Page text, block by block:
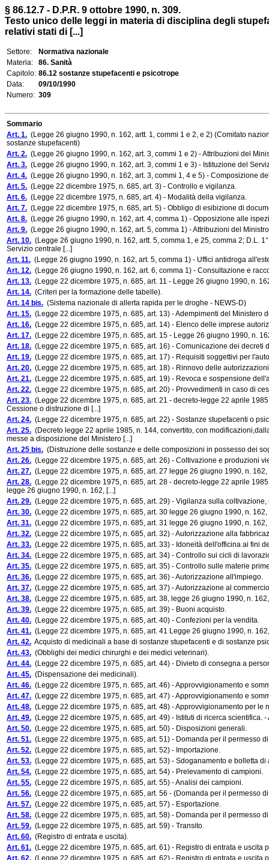
§ 86.12.7 - D.P.R. 9 ottobre 1990, n. 309.
Testo unico delle leggi in materia di disciplina degli
relativi stati di [...]
Settore:
Normativa nazionale
Materia:
86. Sanità
Capitolo: 86.12 sostanze stupefacenti e psicotrope
Data:
09/10/1990
Numero: 309
Sommario
Art. 1. (Legge 26 giugno 1990, n. 162, artt. 1, commi 1 e 2, e 2) (Comitato
sostanze stupefacenti)
Art. 2. (Legge 26 giugno 1990, n. 162, art. 3, commi 1 e 2) - Attribuzioni del
Art. 3. (Legge 26 giugno 1990, n. 162, art. 3, commi 1 e 3) - Istituzione del
Art. 4. (Legge 26 giugno 1990, n. 162, art. 3, commi 1, 4 e 5) - Composizione
Art. 5. (Legge 22 dicembre 1975, n. 685, art. 3) - Controllo e vigilanza.
Art. 6. (Legge 22 dicembre 1975, n. 685, art. 4) - Modalità della vigilanza.
Art. 7. (Legge 22 dicembre 1975, n. 685, art. 5) - Obbligo di esibizione di
Art. 8. (Legge 26 giugno 1990, n. 162, art. 4, comma 1) - Opposizione alle
Art. 9. (Legge 26 giugno 1990, n. 162, art. 5, comma 1) - Attribuzioni del
Art. 10. (Legge 26 giugno 1990, n. 162, artt. 5, comma 1, e 25, comma 2; D.L.
Servizio centrale [...]
Art. 11. (Legge 26 giugno 1990, n. 162, art. 5, comma 1) - Uffici antidroga
Art. 12. (Legge 26 giugno 1990, n. 162, art. 6, comma 1) - Consultazione e
Art. 13. (Legge 22 dicembre 1975, n. 685, art. 11 - Legge 26 giugno 1990, n.
Art. 14. (Criteri per la formazione delle tabelle).
Art. 14 bis. (Sistema nazionale di allerta rapida per le droghe - NEWS-D)
Art. 15. (Legge 22 dicembre 1975, n. 685, art. 13) - Adempimenti del Ministero
Art. 16. (Legge 22 dicembre 1975, n. 685, art. 14) - Elenco delle imprese
Art. 17. (Legge 22 dicembre 1975, n. 685, art. 15 - Legge 26 giugno 1990, n.
Art. 18. (Legge 22 dicembre 1975, n. 685, art. 16) - Comunicazione dei decreti
Art. 19. (Legge 22 dicembre 1975, n. 685, art. 17) - Requisiti soggettivi per
Art. 20. (Legge 22 dicembre 1975, n. 685, art. 18) - Rinnovo delle
Art. 21. (Legge 22 dicembre 1975, n. 685, art. 19) - Revoca e sospensione
Art. 22. (Legge 22 dicembre 1975, n. 685, art. 20) - Provvedimenti in caso di
Art. 23. (Legge 22 dicembre 1975, n. 685, art. 21 - decreto-legge 22 aprile
Cessione o distruzione di [...]
Art. 24. (Legge 22 dicembre 1975, n. 685, art. 22) - Sostanze stupefacenti o
Art. 25. (Decreto legge 22 aprile 1985, n. 144, convertito, con
messe a disposizione del Ministero [...]
Art. 25 bis. (Distruzione delle sostanze e delle composizioni in possesso dei
Art. 26. (Legge 22 dicembre 1975, n. 685, art. 26) - Coltivazione e produzioni
Art. 27. (Legge 22 dicembre 1975, n. 685, art. 27 legge 26 giugno 1990, n.
Art. 28. (Legge 22 dicembre 1975, n. 685, art. 28 - decreto-legge 22 aprile
legge 26 giugno 1990, n. 162, [...]
Art. 29. (Legge 22 dicembre 1975, n. 685, art. 29) - Vigilanza sulla
Art. 30. (Legge 22 dicembre 1975, n. 685, art. 30 legge 26 giugno 1990, n.
Art. 31. (Legge 22 dicembre 1975, n. 685, art. 31 legge 26 giugno 1990, n.
Art. 32. (Legge 22 dicembre 1975, n. 685, art. 32) - Autorizzazione alla
Art. 33. (Legge 22 dicembre 1975, n. 685, art. 33) - Idoneità dell'officina ai fini
Art. 34. (Legge 22 dicembre 1975, n. 685, art. 34) - Controllo sui cicli di
Art. 35. (Legge 22 dicembre 1975, n. 685, art. 35) - Controllo sulle materie
Art. 36. (Legge 22 dicembre 1975, n. 685, art. 36) - Autorizzazione all'impiego.
Art. 37. (Legge 22 dicembre 1975, n. 685, art. 37) - Autorizzazione al
Art. 38. (Legge 22 dicembre 1975, n. 685, art. 38, legge 26 giugno 1990, n.
Art. 39. (Legge 22 dicembre 1975, n. 685, art. 39) - Buoni acquisto.
Art. 40. (Legge 22 dicembre 1975, n. 685, art. 40) - Confezioni per la vendita.
Art. 41. (Legge 22 dicembre 1975, n. 685, art. 41 Legge 26 giugno 1990, n.
Art. 42. Acquisto di medicinali a base di sostanze stupefacenti e di sostanze
Art. 43. (Obblighi dei medici chirurghi e dei medici veterinari).
Art. 44. (Legge 22 dicembre 1975, n. 685, art. 44) - Divieto di consegna a
Art. 45. (Dispensazione dei medicinali).
Art. 46. (Legge 22 dicembre 1975, n. 685, art. 46) - Approvvigionamento e
Art. 47. (Legge 22 dicembre 1975, n. 685, art. 47) - Approvvigionamento e
Art. 48. (Legge 22 dicembre 1975, n. 685, art. 48) - Approvvigionamento per le
Art. 49. (Legge 22 dicembre 1975, n. 685, art. 49) - Istituti di ricerca scientifica.
Art. 50. (Legge 22 dicembre 1975, n. 685, art. 50) - Disposizioni generali.
Art. 51. (Legge 22 dicembre 1975, n. 685, art. 51) - Domanda per il permesso
Art. 52. (Legge 22 dicembre 1975, n. 685, art. 52) - Importazione.
Art. 53. (Legge 22 dicembre 1975, n. 685, art. 53) - Sdoganamento e bolletta di
Art. 54. (Legge 22 dicembre 1975, n. 685, art. 54) - Prelevamento di campioni.
Art. 55. (Legge 22 dicembre 1975, n. 685, art. 55) - Analisi dei campioni.
Art. 56. (Legge 22 dicembre 1975, n. 685, art. 56 - (Domanda per il permesso
Art. 57. (Legge 22 dicembre 1975, n. 685, art. 57) - Esportazione.
Art. 58. (Legge 22 dicembre 1975, n. 685, art. 58) - Domanda per il permesso
Art. 59. (Legge 22 dicembre 1975, n. 685, art. 59) - Transito.
Art. 60. (Registro di entrata e uscita).
Art. 61. (Legge 22 dicembre 1975, n. 685, art. 61) - Registro di entrata e
Art. 62. (Legge 22 dicembre 1975, n. 685, art. 62) - Registro di entrata e